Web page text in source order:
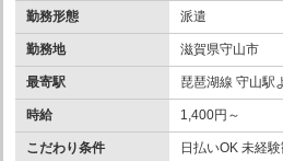
勤務形態 派遣
勤務地 滋賀県守山市
最寄駅 琵琶湖線 守山駅
時給 1,400円～
こだわり条件 日払いOK 未経